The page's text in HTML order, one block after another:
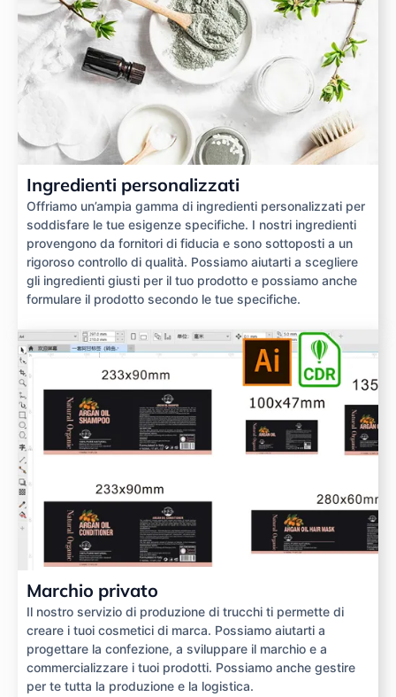
Ingredienti personalizzati
Offriamo un’ampia gamma di ingredienti personalizzati per
soddisfare le tue esigenze specifiche. I nostri ingredienti
provengono da fornitori di fiducia e sono sottoposti a un
rigoroso controllo di qualità. Possiamo aiutarti a scegliere
gli ingredienti giusti per il tuo prodotto e possiamo anche
formulare il prodotto secondo le tue specifiche.
Marchio privato
Il nostro servizio di produzione di trucchi ti permette di
creare i tuoi cosmetici di marca. Possiamo aiutarti a
progettare la confezione, a sviluppare il marchio e a
commercializzare i tuoi prodotti. Possiamo anche gestire
per te tutta la produzione e la logistica.